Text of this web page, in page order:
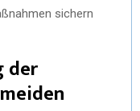
sichern
der